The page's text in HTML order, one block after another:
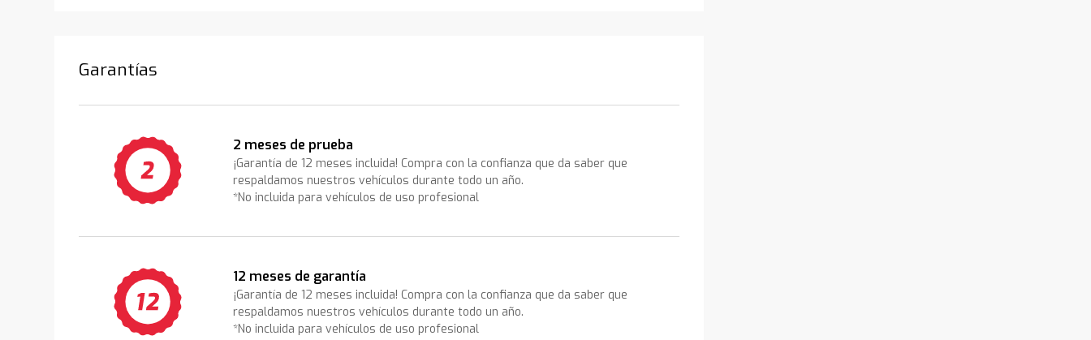
Garantías
2 meses de prueba
¡Garantía de 12 meses incluida! Compra con la confianza que da saber que
respaldamos nuestros vehículos durante todo un año.
*No incluida para vehículos de uso profesional
12 meses de garantía
¡Garantía de 12 meses incluida! Compra con la confianza que da saber que
respaldamos nuestros vehículos durante todo un año.
*No incluida para vehículos de uso profesional